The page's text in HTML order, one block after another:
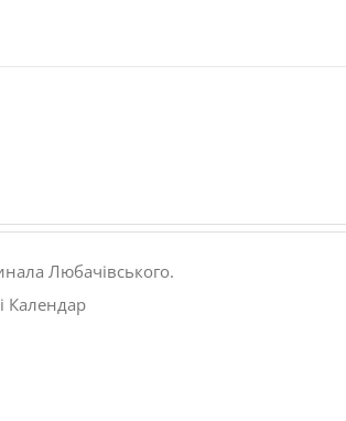
Любачівського.
Календар